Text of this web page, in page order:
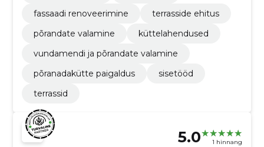
fassaadi renoveerimine
terrasside ehitus
põrandate valamine
küttelahendused
vundamendi ja põrandate valamine
põranadakütte paigaldus
sisetööd
terrassid
5.0 1 hinnang